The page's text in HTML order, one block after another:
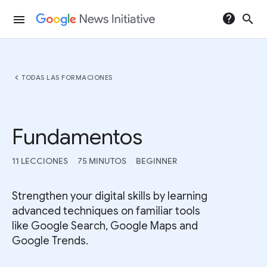
menu help search
chevron_left TODAS LAS FORMACIONES
Fundamentos
11 LECCIONES 75 MINUTOS BEGINNER
Strengthen your digital skills by learning
advanced techniques on familiar tools
like Google Search, Google Maps and
Google Trends.